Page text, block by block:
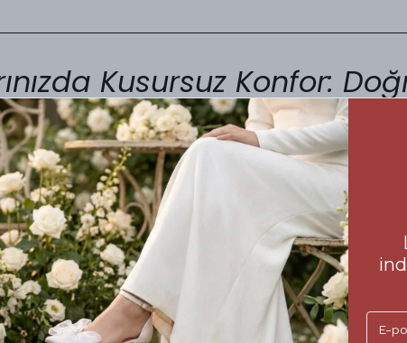
Kusursuz Konfor:
Numarası Rehberi
önemli unsur, gün boyu size eşlik eden ayakkabılarınızın
oturmasıdır. Alışveriş sürecinizde yanılma payını
yapabilmeniz için hazırladığımız beden tablosuna
numarayı seçmek, hem ayakkabının formunu uzun
sizin gün boyu zahmetsiz bir şıklık sergilemenize
doğrultusunda vererek, Letafia kalitesini her adımda
bir uyumla tamamlayabilirsiniz. Unutmayın;